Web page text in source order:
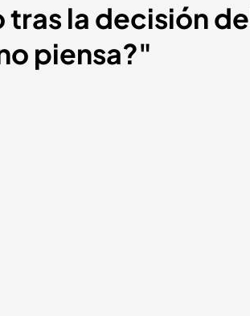
la decisión
piensa?"